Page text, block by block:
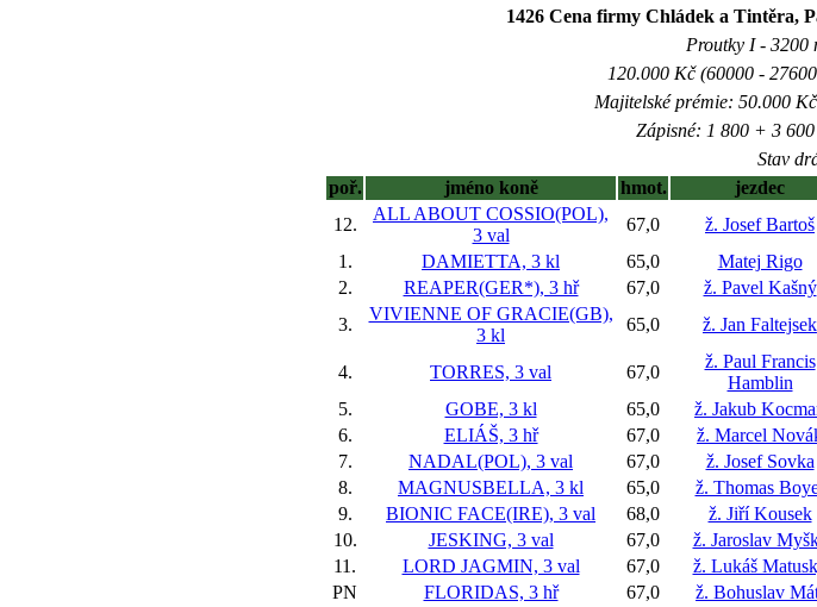
1426 Cena firmy Chládek a Tintěra,
Proutky I - 3200
120.000 Kč (60000 -
Majitelské prémie: 50.000
Zápisné: 1 800 + 3
Stav
poř.
jméno koně hmot. jezdec
12.
ALL ABOUT COSSIO(POL),
3 val
67,0 ž. Josef Bartoš
1.
DAMIETTA, 3 kl 65,0 Matej Rigo
2.
REAPER(GER*), 3 hř 67,0 ž. Pavel Kašný
3.
VIVIENNE OF GRACIE(GB),
3 kl
65,0 ž. Jan Faltejsek
4. TORRES, 3 val 67,0
ž. Paul Francis
Hamblin
5.
GOBE, 3 kl 65,0 ž. Jakub
6.
ELIÁŠ, 3 hř 67,0 ž. Marcel
7.
NADAL(POL), 3 val 67,0 ž. Josef Sovka
8.
MAGNUSBELLA, 3 kl 65,0 ž. Thomas
9.
BIONIC FACE(IRE), 3 val 68,0 ž. Jiří Kousek
10.
JESKING, 3 val 67,0 ž. Jaroslav
11.
LORD JAGMIN, 3 val 67,0 ž. Lukáš
PN
FLORIDAS, 3 hř 67,0 ž. Bohuslav